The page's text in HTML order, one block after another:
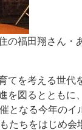
の福田翔さん・
てを考える世代
を図るとともに
となる今年のイ
たちをはじめ会